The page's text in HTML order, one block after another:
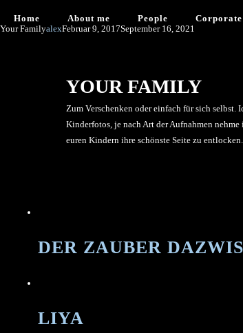
Home About me People Corporate
Your FamilyalexFebruar 9, 2017September 16, 2021
YOUR FAMILY
Zum Verschenken oder einfach für sich
Kinderfotos, je nach Art der Aufnahmen
euren Kindern ihre schönste Seite zu entlocken.
DER ZAUBER
LIYA